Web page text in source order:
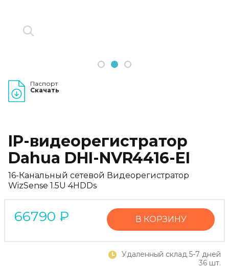
1 2 3
Паспорт
Скачать
IP-видеорегистратор
Dahua DHI-NVR4416-EI
16-Канальный сетевой Видеорегистратор
WizSense 1.5U 4HDDs
66790 ₽ В КОРЗИНУ
Удаленный склад 5-7 дней
36 шт.